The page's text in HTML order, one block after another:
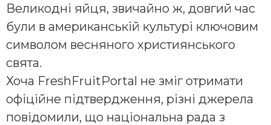
Великодні яйця, звичайно ж, довгий час
були в американській культурі ключовим
символом весняного християнського
свята.
Хоча FreshFruitPortal не зміг отримати
офіційне підтвердження, різні джерела
повідомили, що національна рада з